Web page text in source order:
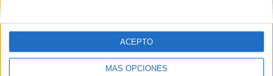
MÁS OPCIONES
ACEPTO